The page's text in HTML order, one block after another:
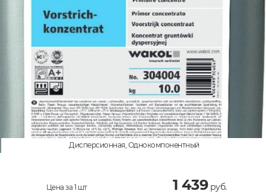
Дисперсионная, Однокомпонентный
Цена за 1 шт 1 439руб.